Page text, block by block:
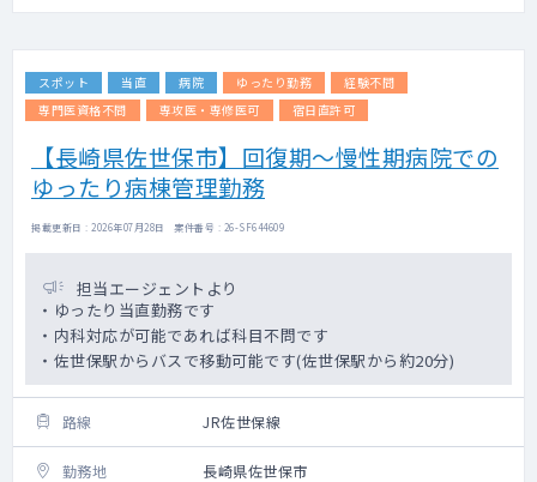
スポット 当直 病院 ゆったり勤務
経験不問
専門医資格不問
専攻医・専修医可 宿日直許可
【長崎県佐世保市】回復期～慢性期病院での
ゆったり病棟管理勤務
掲載更新日 : 2026年07月28日 案件番号 : 26-SF644609
担当エージェントより
・ゆったり当直勤務です
・内科対応が可能であれば科目不問です
・佐世保駅からバスで移動可能です(佐世保駅から約20分)
路線 JR佐世保線
勤務地 長崎県佐世保市